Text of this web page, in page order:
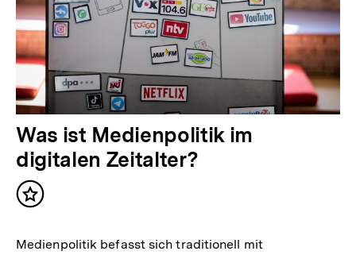
Was ist Medienpolitik im
digitalen Zeitalter?
Inhalt
Medienpolitik befasst sich traditionell mit